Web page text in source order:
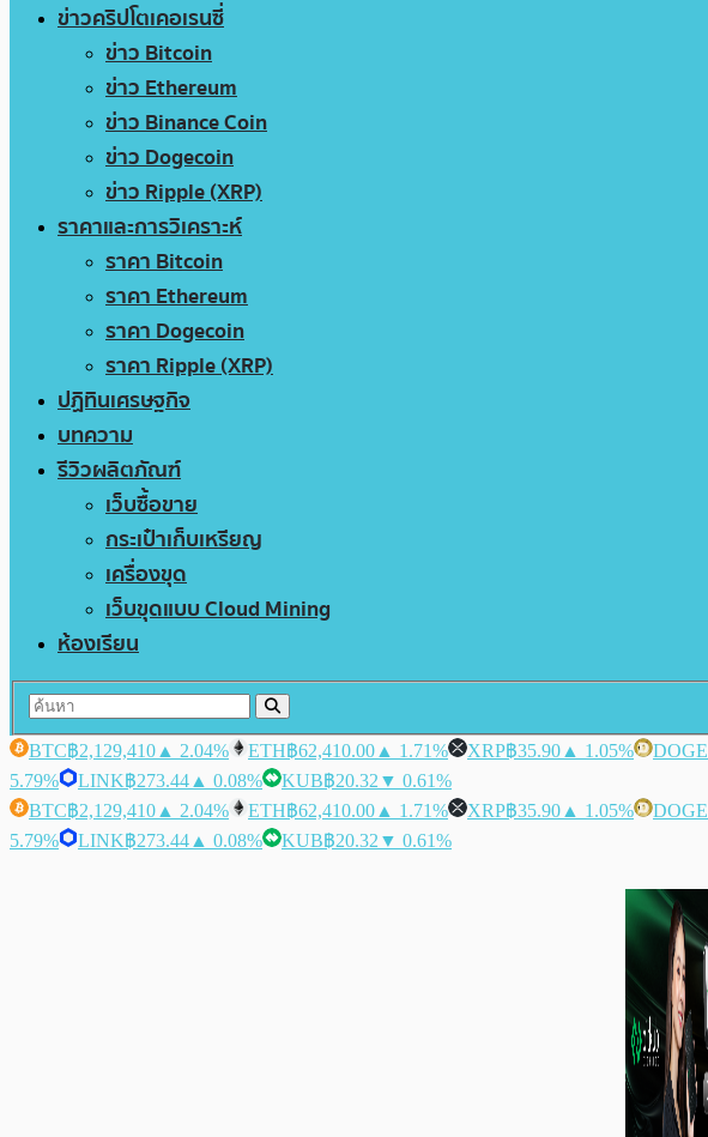
ข่าวคริปโตเคอเรนซี่
ข่าว Bitcoin
ข่าว Ethereum
ข่าว Binance Coin
ข่าว Dogecoin
ข่าว Ripple (XRP)
ราคาและการวิเคราะห์
ราคา Bitcoin
ราคา Ethereum
ราคา Dogecoin
ราคา Ripple (XRP)
ปฏิทินเศรษฐกิจ
บทความ
รีวิวผลิตภัณฑ์
เว็บซื้อขาย
กระเป๋าเก็บเหรียญ
เครื่องขุด
เว็บขุดแบบ Cloud Mining
ห้องเรียน
BTC฿2,129,410 ▲ 2.04% ETH฿62,410.00 ▲ 1.71% XRP฿35.90 ▲ 1.05% DOGE
5.79%
LINK฿273.44 ▲ 0.08% KUB฿20.32 ▼ 0.61%
BTC฿2,129,410 ▲ 2.04% ETH฿62,410.00 ▲ 1.71% XRP฿35.90 ▲ 1.05% DOGE
5.79%
LINK฿273.44 ▲ 0.08% KUB฿20.32 ▼ 0.61%